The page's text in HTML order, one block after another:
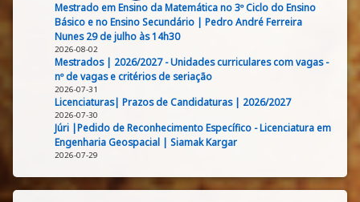
Mestrado em Ensino da Matemática no 3º Ciclo do Ensino
Básico e no Ensino Secundário | Pedro André Ferreira
Nunes 29 de julho às 14h30
2026-08-02
Mestrados | 2026/2027 - Unidades curriculares com vagas -
nº de vagas e critérios de seriação
2026-07-31
Licenciaturas| Prazos de Candidaturas | 2026/2027
2026-07-30
Júri |Pedido de Reconhecimento Específico - Licenciatura em
Engenharia Geospacial | Siamak Kargar
2026-07-29